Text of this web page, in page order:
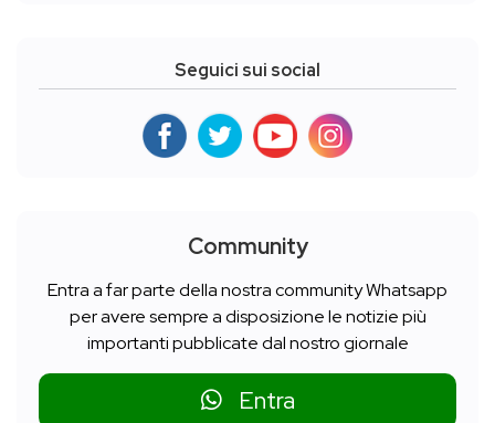
Seguici sui social
Community
Entra a far parte della nostra community Whatsapp
per avere sempre a disposizione le notizie più
importanti pubblicate dal nostro giornale
Entra